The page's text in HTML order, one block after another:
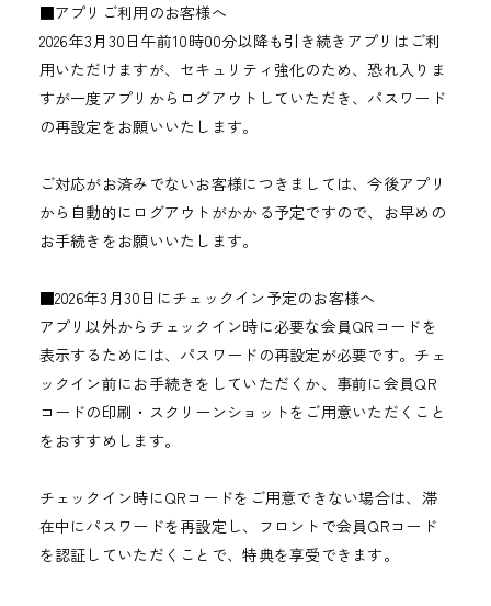
■アプリご利用のお客様へ
2026年3月30日午前10時00分以降も引き続きアプリはご利
用いただけますが、セキュリティ強化のため、恐れ入りま
すが一度アプリからログアウトしていただき、パスワード
の再設定をお願いいたします。
ご対応がお済みでないお客様につきましては、今後アプリ
から自動的にログアウトがかかる予定ですので、お早めの
お手続きをお願いいたします。
■2026年3月30日にチェックイン予定のお客様へ
アプリ以外からチェックイン時に必要な会員QRコードを
表示するためには、パスワードの再設定が必要です。チェ
ックイン前にお手続きをしていただくか、事前に会員QR
コードの印刷・スクリーンショットをご用意いただくこと
をおすすめします。
チェックイン時にQRコードをご用意できない場合は、滞
在中にパスワードを再設定し、フロントで会員QRコード
を認証していただくことで、特典を享受できます。